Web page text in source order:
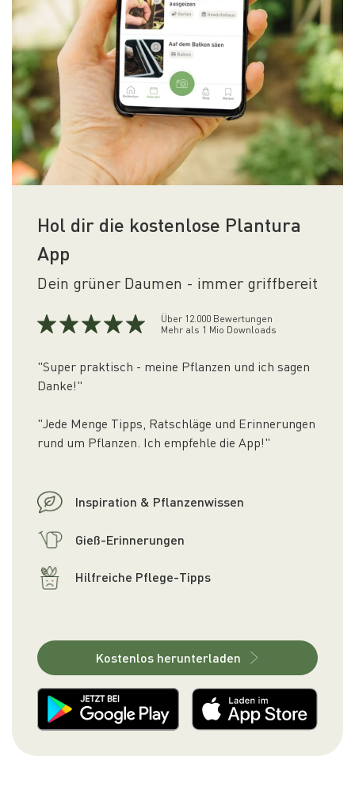
Hol dir die kostenlose Plantura
App
Dein grüner Daumen - immer griffbereit
Über 12.000 Bewertungen
Mehr als 1 Mio Downloads
"Super praktisch - meine Pflanzen und ich sagen
Danke!"
"Jede Menge Tipps, Ratschläge und Erinnerungen
rund um Pflanzen. Ich empfehle die App!"
Inspiration & Pflanzenwissen
Gieß-Erinnerungen
Hilfreiche Pflege-Tipps
Kostenlos herunterladen